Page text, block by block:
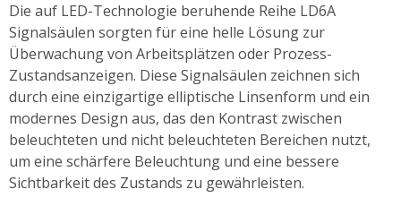
Die auf LED-Technologie beruhende Reihe LD6A
Signalsäulen sorgten für eine helle Lösung zur
Überwachung von Arbeitsplätzen oder Prozess-
Zustandsanzeigen. Diese Signalsäulen zeichnen sich
durch eine einzigartige elliptische Linsenform und ein
modernes Design aus, das den Kontrast zwischen
beleuchteten und nicht beleuchteten Bereichen nutzt,
um eine schärfere Beleuchtung und eine bessere
Sichtbarkeit des Zustands zu gewährleisten.